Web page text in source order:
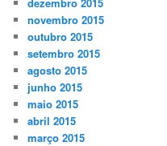
novembro 2015
outubro 2015
setembro 2015
agosto 2015
junho 2015
maio 2015
abril 2015
março 2015